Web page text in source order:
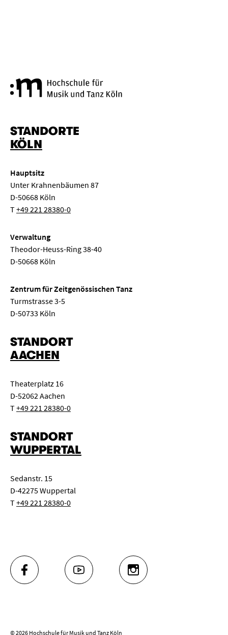
STANDORTE
KÖLN
Hauptsitz
Unter Krahnenbäumen 87
D-50668 Köln
T+49 221 28380-0
Verwaltung
Theodor-Heuss-Ring 38-40
D-50668 Köln
Zentrum für Zeitgenössischen Tanz
Turmstrasse 3-5
D-50733 Köln
STANDORT
AACHEN
Theaterplatz 16
D-52062 Aachen
T+49 221 28380-0
STANDORT
WUPPERTAL
Sedanstr. 15
D-42275 Wuppertal
T+49 221 28380-0
FACEBOOK YOUTUBE INSTAGRAM
© 2026 Hochschule für Musik und Tanz Köln